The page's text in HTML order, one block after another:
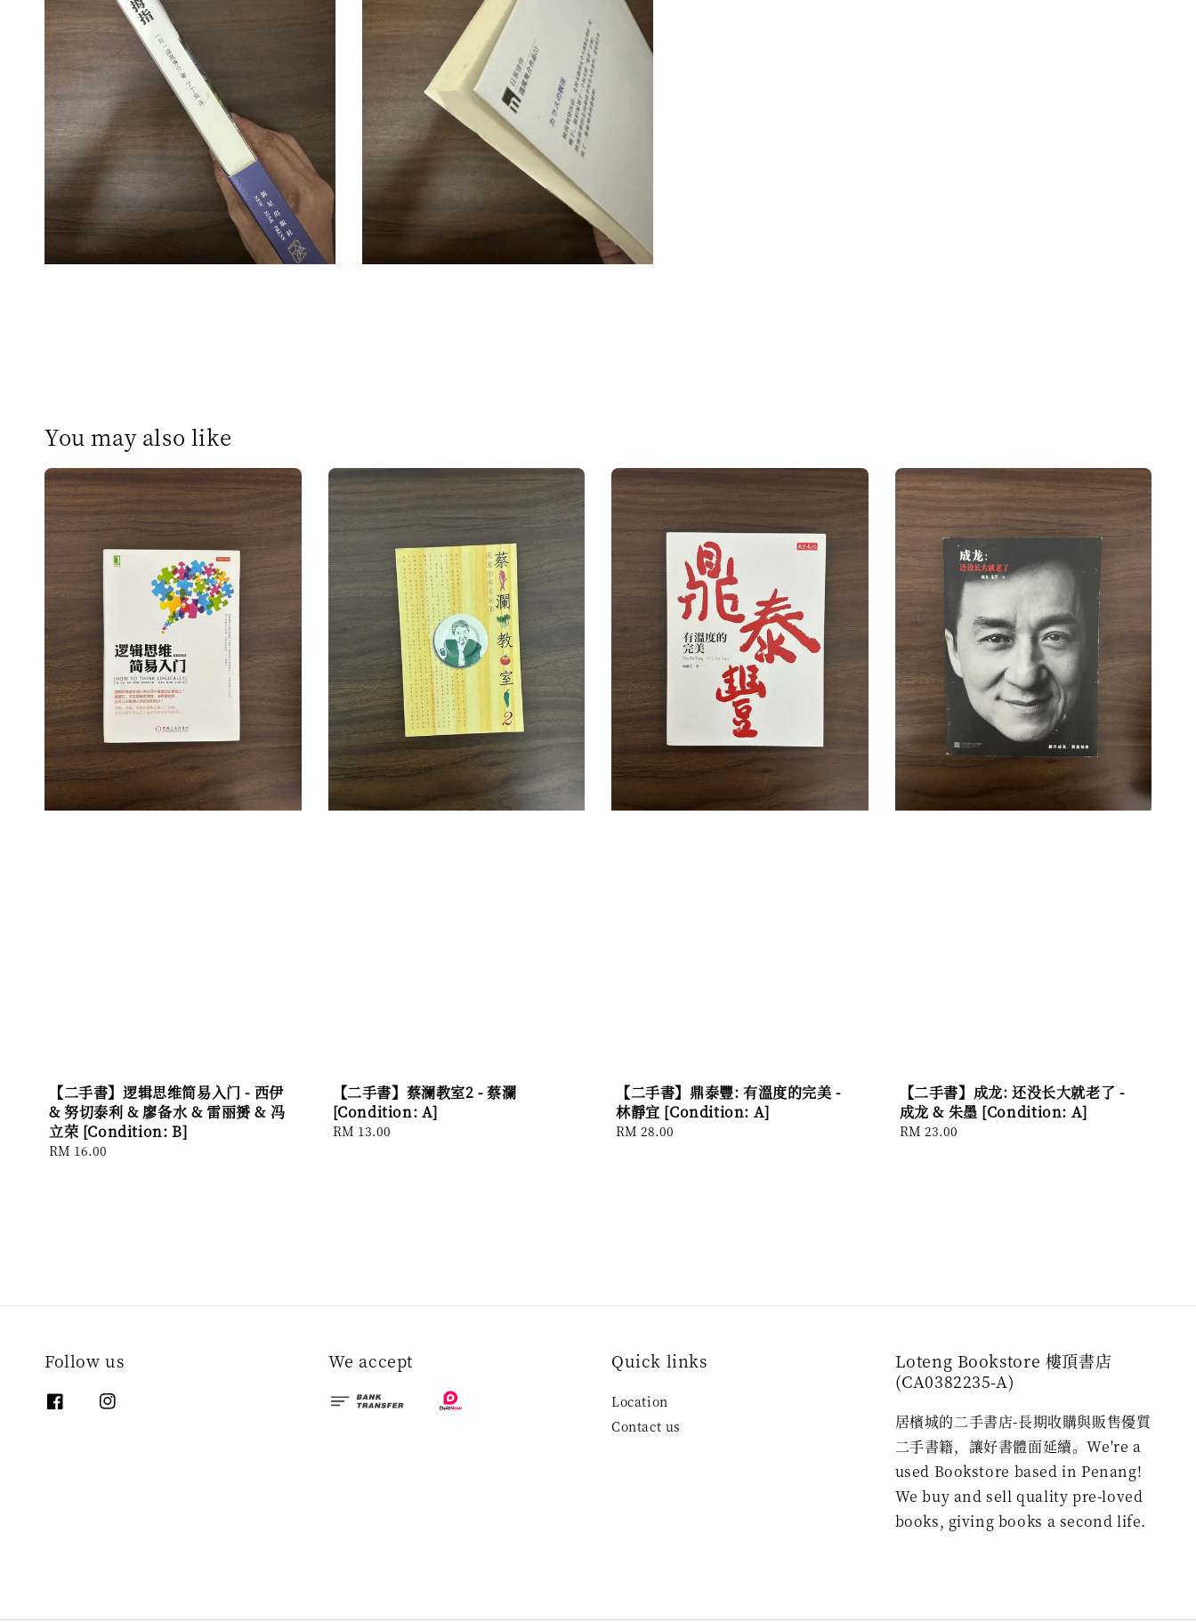
You may also like
【二手書】逻辑思维简易入门 - 西伊
& 努切泰利 & 廖备水 & 雷丽赟 & 冯
立荣 [Condition: B]
Regular
RM 16.00
【二手書】蔡澜教室2 - 蔡瀾
[Condition: A]
Regular
RM 13.00
【二手書】鼎泰豐: 有溫度的完美 -
林靜宜 [Condition: A]
Regular
RM 28.00
【二手書】成龙: 还没长大就老了 -
成龙 & 朱墨 [Condition: A]
Regular
RM 23.00
Follow us We accept Quick links
Location
Contact us
Loteng Bookstore 樓頂書店
(CA0382235-A)
居檳城的二手書店-長期收購與販售優質
二手書籍，讓好書體面延續。We're a
used Bookstore based in Penang!
We buy and sell quality pre-loved
books, giving books a second life.